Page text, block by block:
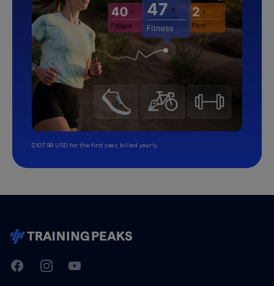
$107.99 USD for the first year, billed yearly.
TrainingPeaks
FacebookInstagramYoutube